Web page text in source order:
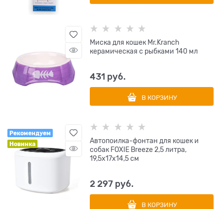
Миска для кошек Mr.Kranch
керамическая с рыбками 140 мл
431 руб.
В КОРЗИНУ
Рекомендуем
Новинка
Автопоилка-фонтан для кошек и
собак FOXIE Breeze 2,5 литра,
19,5х17х14,5 см
2 297 руб.
В КОРЗИНУ